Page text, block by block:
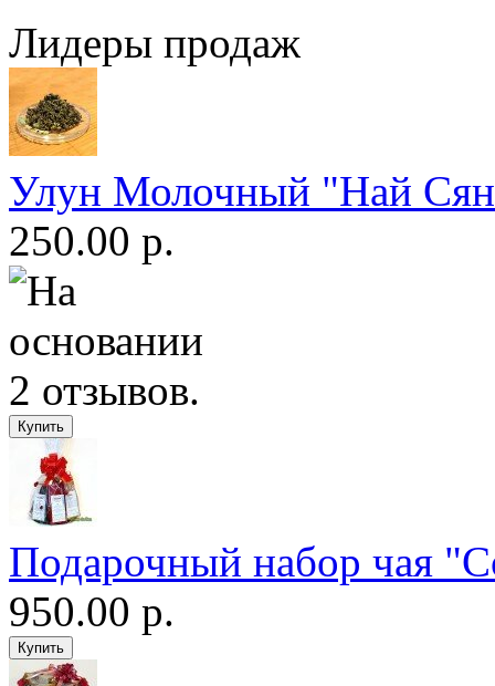
Лидеры продаж
Улун Молочный "Най
250.00 р.
Подарочный набор чая
950.00 р.